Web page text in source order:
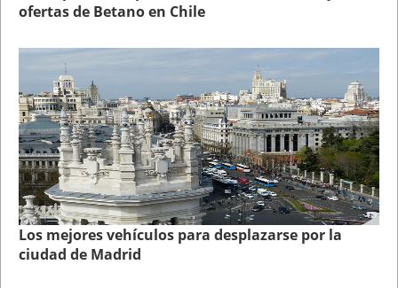
ofertas de Betano en Chile
Los mejores vehículos para desplazarse por la
ciudad de Madrid